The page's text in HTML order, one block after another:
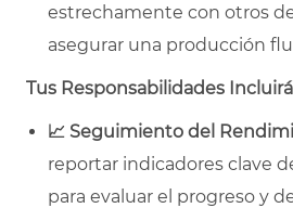
estrechamente con otros
asegurar una producción
Tus Responsabilidades
📈 Seguimiento del
reportar indicadores clave
para evaluar el progreso y